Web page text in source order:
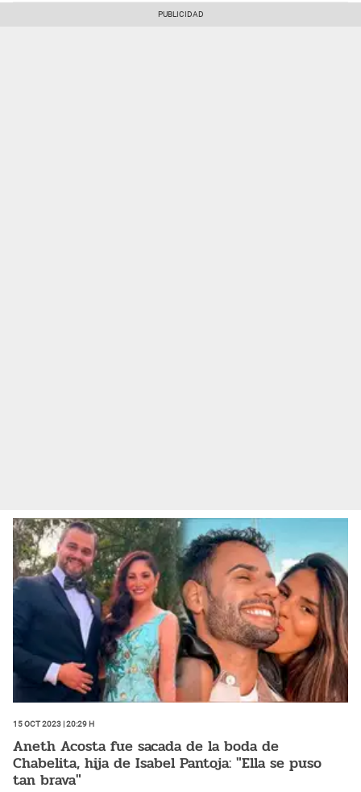
15 Oct 2023 | 20:29 h
Aneth Acosta fue sacada de la boda de
Chabelita, hija de Isabel Pantoja: "Ella se puso
tan brava"